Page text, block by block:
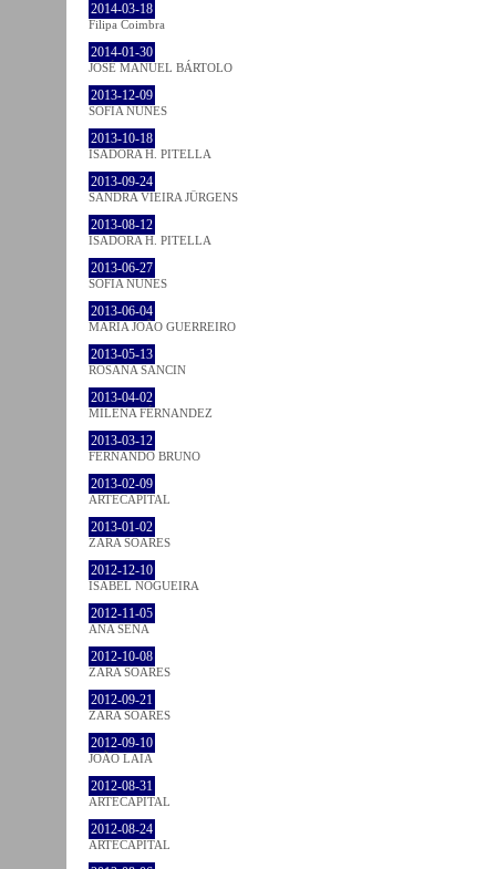
2014-03-18
Filipa Coimbra
2014-01-30
JOSÉ MANUEL BÁRTOLO
2013-12-09
SOFIA NUNES
2013-10-18
ISADORA H. PITELLA
2013-09-24
SANDRA VIEIRA JÜRGENS
2013-08-12
ISADORA H. PITELLA
2013-06-27
SOFIA NUNES
2013-06-04
MARIA JOÃO GUERREIRO
2013-05-13
ROSANA SANCIN
2013-04-02
MILENA FÉRNANDEZ
2013-03-12
FERNANDO BRUNO
2013-02-09
ARTECAPITAL
2013-01-02
ZARA SOARES
2012-12-10
ISABEL NOGUEIRA
2012-11-05
ANA SENA
2012-10-08
ZARA SOARES
2012-09-21
ZARA SOARES
2012-09-10
JOÃO LAIA
2012-08-31
ARTECAPITAL
2012-08-24
ARTECAPITAL